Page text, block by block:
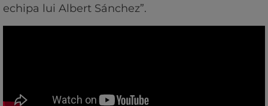
echipa lui Albert Sánchez”.